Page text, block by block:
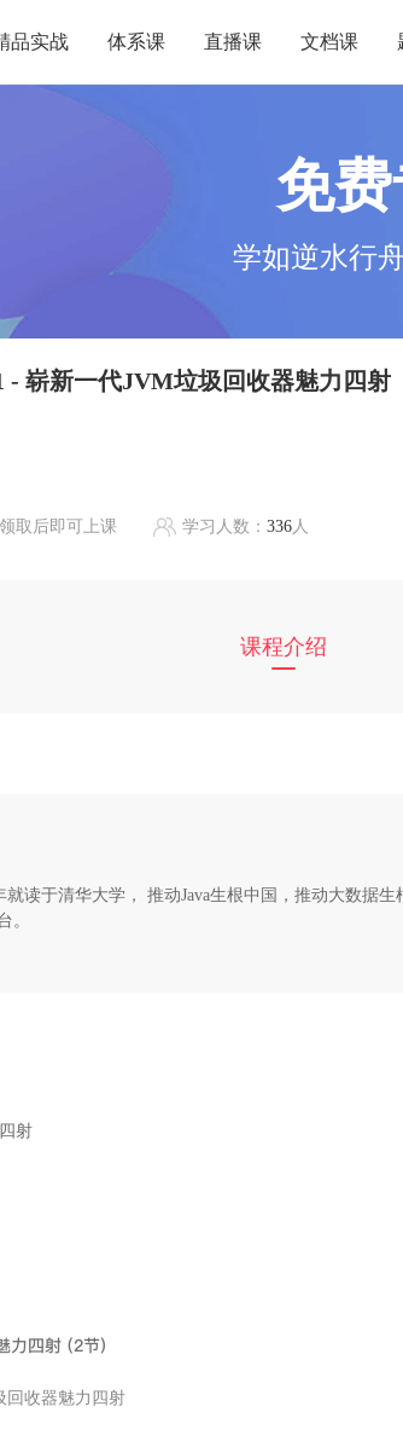
品实战 体系课 直播课 文档课
免
学如逆水行
- 崭新一代JVM垃圾回收器魅力四射
领取后即可上课 学习人数： 336 人
课程介绍
就读于清华大学， 推动Java生根中国，推动大数据
。
射
力四射 (2节)
回收器魅力四射